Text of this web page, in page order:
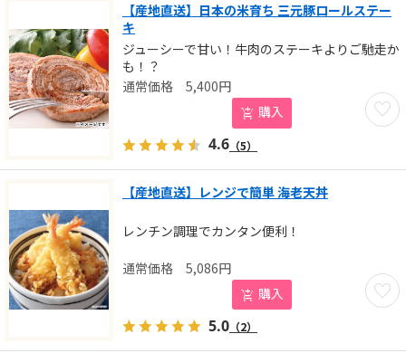
【産地直送】日本の米育ち 三元豚ロールステー
キ
ジューシーで甘い！牛肉のステーキよりご馳走か
も！？
お気
5,400円
購入
4.6 （5）
【産地直送】レンジで簡単 海老天丼
レンチン調理でカンタン便利！
お気
5,086円
購入
5.0 （2）